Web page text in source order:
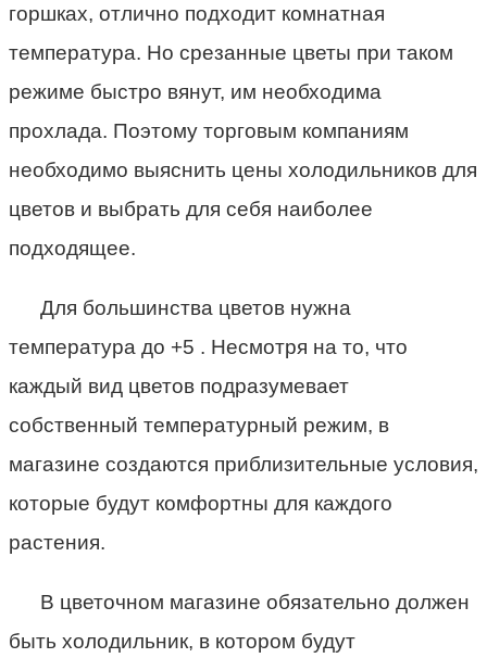
горшках, отлично подходит комнатная
температура. Но срезанные цветы при таком
режиме быстро вянут, им необходима
прохлада. Поэтому торговым компаниям
необходимо выяснить цены холодильников для
цветов и выбрать для себя наиболее
подходящее.
Для большинства цветов нужна
температура до +5 . Несмотря на то, что
каждый вид цветов подразумевает
собственный температурный режим, в
магазине создаются приблизительные условия,
которые будут комфортны для каждого
растения.
В цветочном магазине обязательно должен
быть холодильник, в котором будут